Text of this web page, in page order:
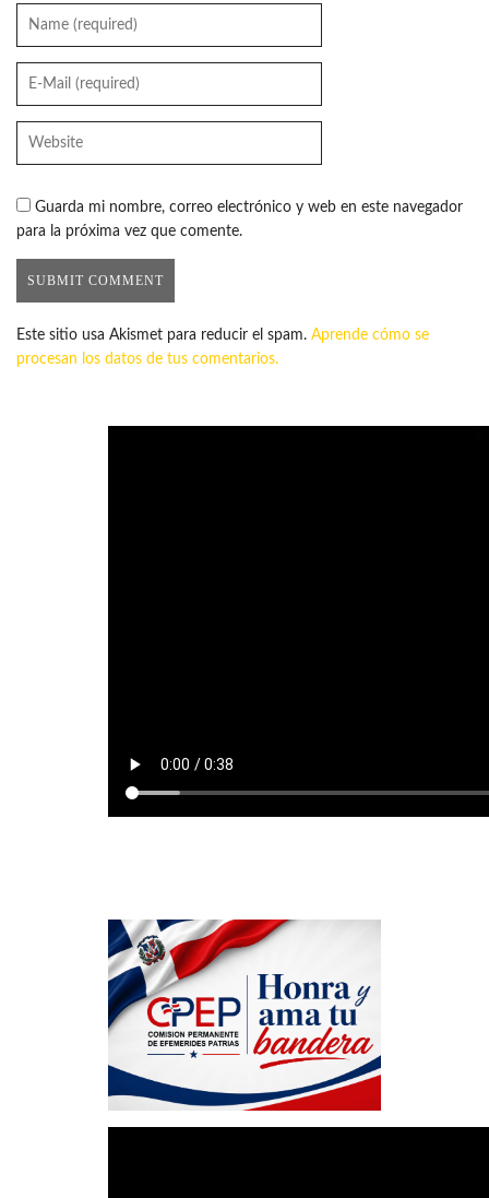
Guarda mi nombre, correo electrónico y web en este navegador
para la próxima vez que comente.
Este sitio usa Akismet para reducir el spam. Aprende cómo se
procesan los datos de tus comentarios.